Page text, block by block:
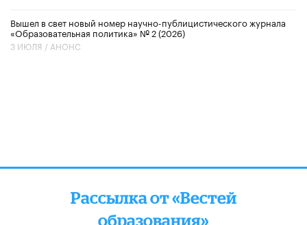
Вышел в свет новый номер научно-публицистического журнала
«Образовательная политика» № 2 (2026)
3 ИЮЛЯ / АНОНС
Рассылка от «Вестей
образования»